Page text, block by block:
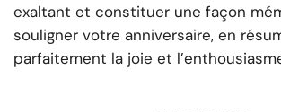
exaltant et constituer une façon
souligner votre anniversaire, en
parfaitement la joie et